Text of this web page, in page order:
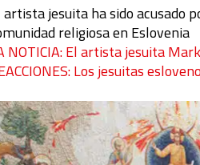
artista jesuita ha sido acusado
religiosa en Eslovenia
NOTICIA: El artista jesuita
Los jesuitas